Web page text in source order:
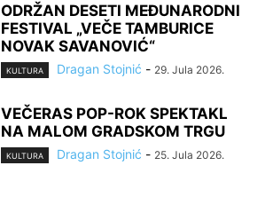
ODRŽAN DESETI MEĐUNARODNI
FESTIVAL „VEČE TAMBURICE
NOVAK SAVANOVIĆ“
KULTURA Dragan Stojnić - 29. Jula 2026.
VEČERAS POP-ROK SPEKTAKL
NA MALOM GRADSKOM TRGU
KULTURA Dragan Stojnić - 25. Jula 2026.